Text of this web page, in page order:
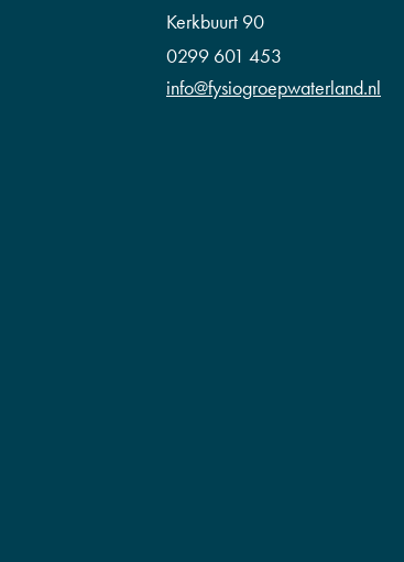
Kerkbuurt 90
0299 601 453
info@fysiogroepwaterland.nl